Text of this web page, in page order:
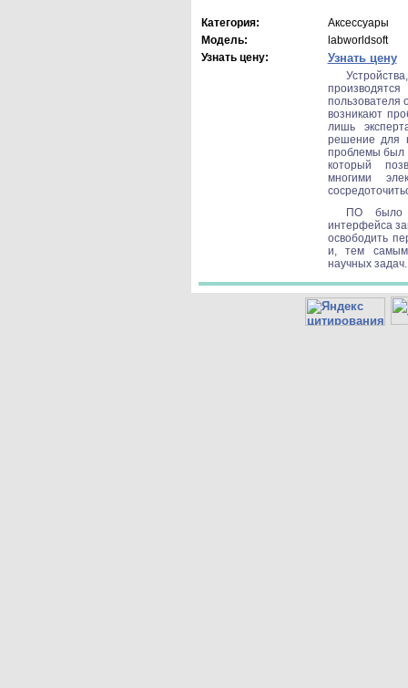
Категория:
Аксессуары
Модель:
labworldsoft
Узнать цену:
Узнать цену
пользователя
возникают
лишь
решение для
проблемы был
который
многими
ПО было
интерфейса
освободить
и, тем
научных задач.